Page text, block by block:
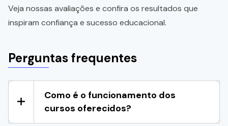
Veja nossas avaliações e confira os resultados que
inspiram confiança e sucesso educacional.
Perguntas frequentes
Como é o funcionamento dos
cursos oferecidos?